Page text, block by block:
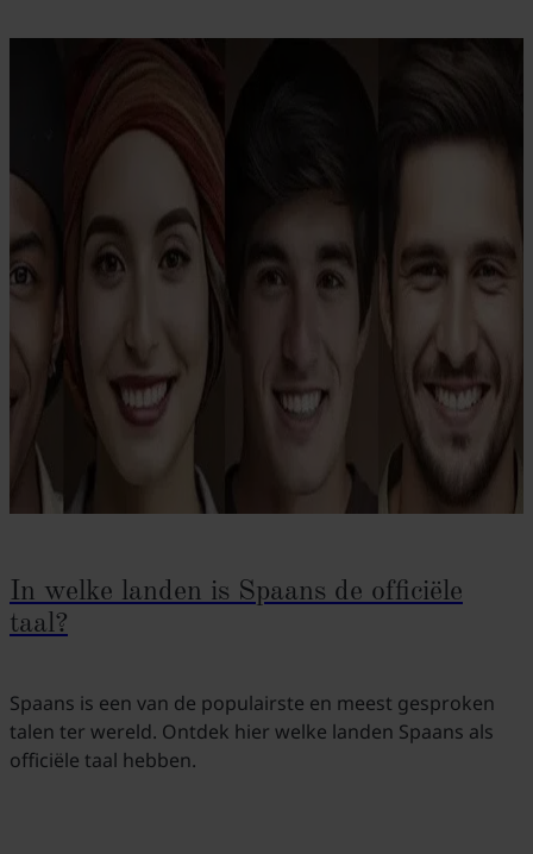
In welke landen is Spaans de officiële
taal?
Spaans is een van de populairste en meest gesproken
talen ter wereld. Ontdek hier welke landen Spaans als
officiële taal hebben.